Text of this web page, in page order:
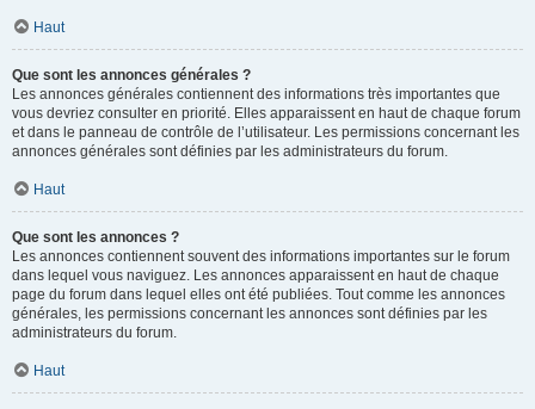
Haut
Que sont les annonces générales ?
Les annonces générales contiennent des informations très importantes que
vous devriez consulter en priorité. Elles apparaissent en haut de chaque forum
et dans le panneau de contrôle de l’utilisateur. Les permissions concernant les
annonces générales sont définies par les administrateurs du forum.
Haut
Que sont les annonces ?
Les annonces contiennent souvent des informations importantes sur le forum
dans lequel vous naviguez. Les annonces apparaissent en haut de chaque
page du forum dans lequel elles ont été publiées. Tout comme les annonces
générales, les permissions concernant les annonces sont définies par les
administrateurs du forum.
Haut